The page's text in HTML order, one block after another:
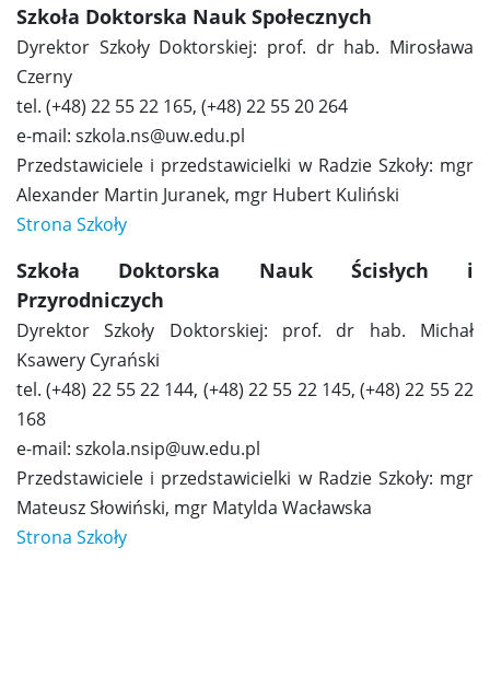
Karty sportowe
Akty prawne
Przewodnik
DFON
Dzień Otwarty Szkół Doktorskich
Networking
Szkoła Doktorska Nauk Społecznych
Dyrektor Szkoły Doktorskiej: prof. dr hab. Mirosława
Czerny
tel. (+48) 22 55 22 165, (+48) 22 55 20 264
e-mail: szkola.ns@uw.edu.pl
Przedstawiciele i przedstawicielki w Radzie Szkoły: mgr
Alexander Martin Juranek, mgr Hubert Kuliński
Strona Szkoły
Szkoła Doktorska Nauk Ścisłych i
Przyrodniczych
Dyrektor Szkoły Doktorskiej: prof. dr hab. Michał
Ksawery Cyrański
tel. (+48) 22 55 22 144, (+48) 22 55 22 145, (+48) 22 55 22
168
e-mail: szkola.nsip@uw.edu.pl
Przedstawiciele i przedstawicielki w Radzie Szkoły: mgr
Mateusz Słowiński, mgr Matylda Wacławska
Strona Szkoły